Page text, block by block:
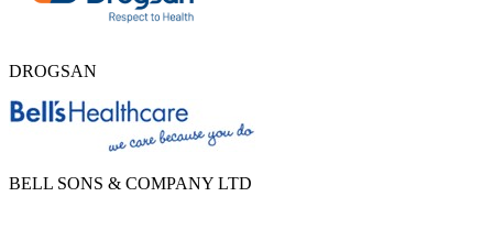
DROGSAN
BELL SONS & COMPANY LTD